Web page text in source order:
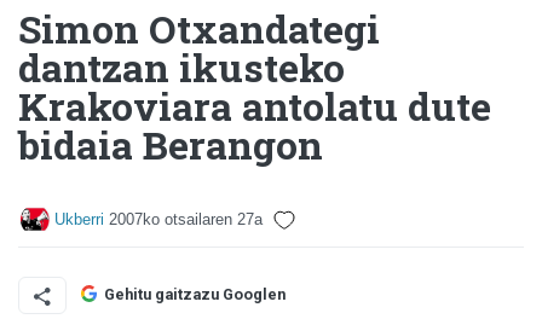
Simon Otxandategi
dantzan ikusteko
Krakoviara antolatu dute
bidaia Berangon
Ukberri 2007ko otsailaren 27a
Gehitu gaitzazu Googlen